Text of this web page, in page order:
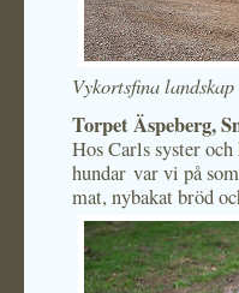
Vykortsfina landskap
Torpet Äspeberg,
Hos Carls syster och
hundar var vi på
mat, nybakat bröd